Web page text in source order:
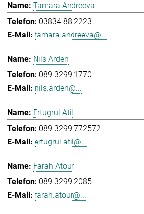
Tamara Andreeva
03834 88 2223
tamara.andreeva@...
Nils Arden
089 3299 1770
nils.arden@...
Ertugrul Atil
089 3299 772572
ertugrul.atil@...
Farah Atour
089 3299 2085
farah.atour@...